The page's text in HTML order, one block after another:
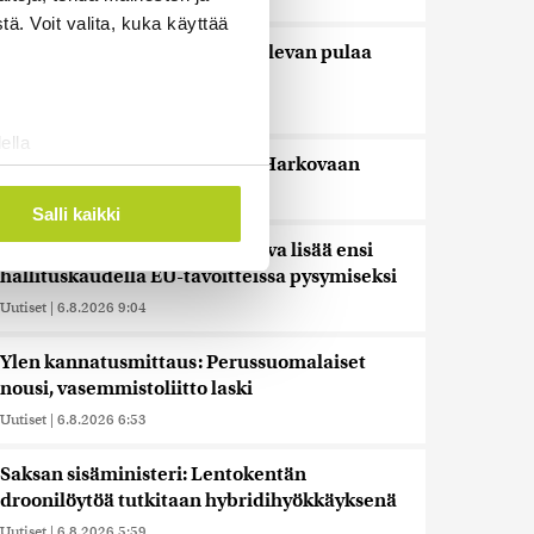
Voit valita, kuka käyttää
. Voit muuttaa
tukemiseen
alan
tietoja muihin tietoihin, joita
siirtää ulkomaille.
Salli kaikki
Trump kiistää Yhdysvalloilla olevan pulaa
Useita kuoli Venäjän iskuissa Harkovaan
Arvio: Julkisia menoja leikattava lisää ensi
hallituskaudella EU-tavoitteissa pysymiseksi
Uutiset | 6.8.2026 9:04
Ylen kannatusmittaus: Perussuomalaiset
nousi, vasemmistoliitto laski
Uutiset | 6.8.2026 6:53
Saksan sisäministeri: Lentokentän
droonilöytöä tutkitaan hybridihyökkäyksenä